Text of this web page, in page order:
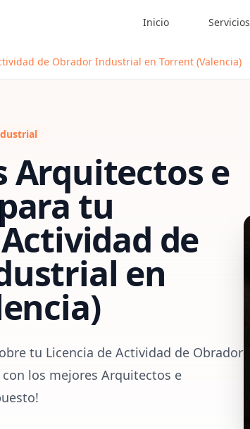
Inicio Servicios
de Obrador Industrial en Torrent (Valencia)
Arquitectos e
tu
de
en
tu Licencia de Actividad de Obrador
los mejores Arquitectos e